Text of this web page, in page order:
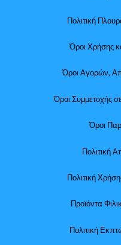
Πολιτική
Όροι Χρήσης
Όροι Αγορών,
Όροι Συμμετοχής
Όροι
Πολιτική
Πολιτική
Προϊόντα
Πολιτική